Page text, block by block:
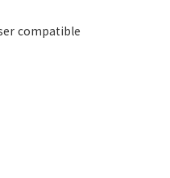
compatible